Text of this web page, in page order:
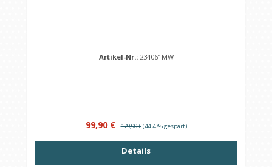
Artikel-Nr.: 234061MW
Verkaufspreis:
99,90 € Regulärer Preis:
179,90 €(44.47% gespart)
Details